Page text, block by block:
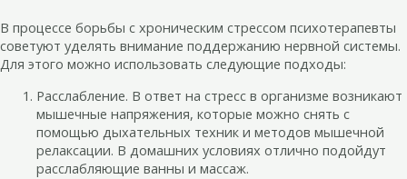
В процессе борьбы с хроническим стрессом психотерапевты
советуют уделять внимание поддержанию нервной системы.
Для этого можно использовать следующие подходы:
Расслабление. В ответ на стресс в организме возникают
мышечные напряжения, которые можно снять с
помощью дыхательных техник и методов мышечной
релаксации. В домашних условиях отлично подойдут
расслабляющие ванны и массаж.